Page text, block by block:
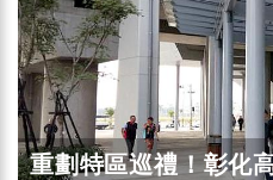
重劃特區巡禮！彰化